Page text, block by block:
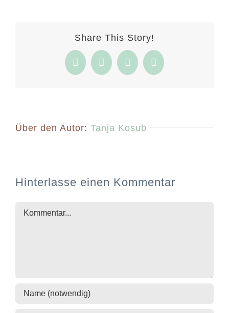
Share This Story!
FacebookTwitterPinterest
E-
Mail
Über den Autor: Tanja Kosub
Hinterlasse einen Kommentar